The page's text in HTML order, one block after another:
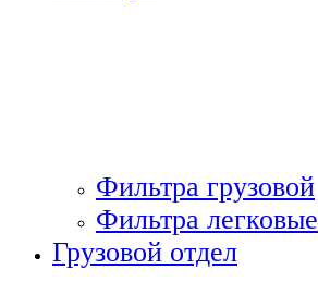
Фильтра грузовой
Фильтра легковые
Грузовой отдел